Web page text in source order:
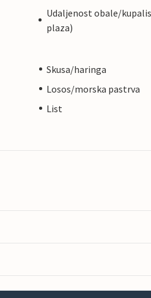
Udaljenost obale/
plaza)
Skusa/haringa
Losos/morska pastrva
List